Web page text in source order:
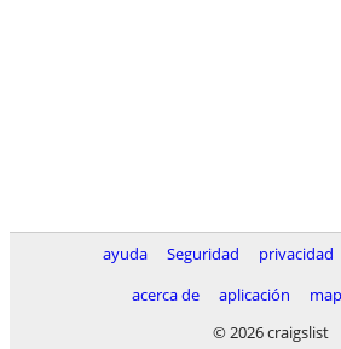
ayuda Seguridad privacidad
acerca de
aplicación
© 2026 craigslist